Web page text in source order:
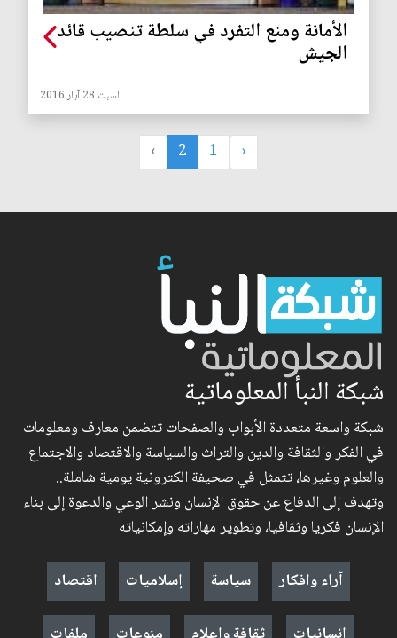
الأمانة ومنع التفرد في سلطة تنصيب قائد
الجيش
السبت 28 آيار 2016
‹
1
2
›
شبكة النبأ المعلوماتية
شبكة واسعة متعددة الأبواب والصفحات تتضمن معارف ومعلومات
في الفكر والثقافة والدين والتراث والسياسة والاقتصاد والاجتماع
والعلوم وغيرها، تتمثل في صحيفة الكترونية يومية شاملة..
وتهدف إلى الدفاع عن حقوق الإنسان ونشر الوعي والدعوة إلى بناء
الإنسان فكريا وثقافيا، وتطوير مهاراته وإمكانياته
آراء وافكار
سياسة إسلاميات
اقتصاد